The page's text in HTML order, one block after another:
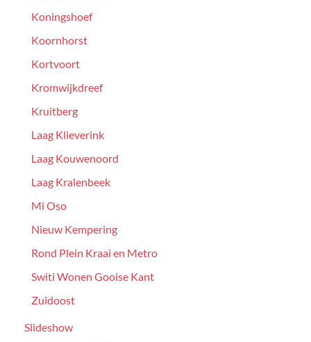
Koningshoef
Koornhorst
Kortvoort
Kromwijkdreef
Kruitberg
Laag Klieverink
Laag Kouwenoord
Laag Kralenbeek
Mi Oso
Nieuw Kempering
Rond Plein Kraai en Metro
Switi Wonen Gooise Kant
Zuidoost
Slideshow